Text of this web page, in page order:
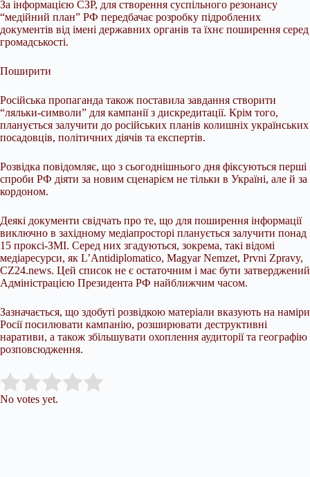
За інформацією СЗР, для створення суспільного резонансу
“медійний план” РФ передбачає розробку підроблених
документів від імені державних органів та їхнє поширення серед
громадськості.
Поширити
Російська пропаганда також поставила завдання створити
“ляльки-символи” для кампанії з дискредитації. Крім того,
планується залучити до російських планів колишніх українських
посадовців, політичних діячів та експертів.
Розвідка повідомляє, що з сьогоднішнього дня фіксуються перші
спроби РФ діяти за новим сценарієм не тільки в Україні, але й за
кордоном.
Деякі документи свідчать про те, що для поширення інформації
виключно в західному медіапросторі планується залучити понад
15 проксі-ЗМІ. Серед них згадуються, зокрема, такі відомі
медіаресурси, як L’Antidiplomatico, Magyar Nemzet, Prvni Zpravy,
CZ24.news. Цей список не є остаточним і має бути затверджений
Адміністрацією Президента РФ найближчим часом.
Зазначається, що здобуті розвідкою матеріали вказують на наміри
Росії посилювати кампанію, розширювати деструктивні
наративи, а також збільшувати охоплення аудиторії та географію
розповсюдження.
Rate this item:
No votes yet.